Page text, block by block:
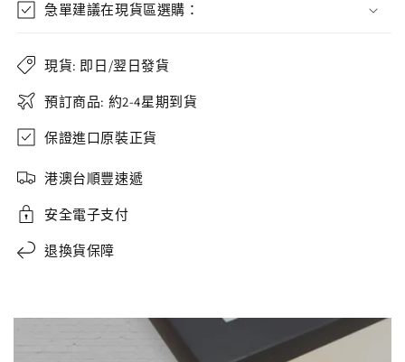
急單建議在現貨區選購：
現貨: 即日/翌日發貨
預訂商品: 約2-4星期到貨
保證進口原裝正貨
港澳台順豐速遞
安全電子支付
退換貨保障